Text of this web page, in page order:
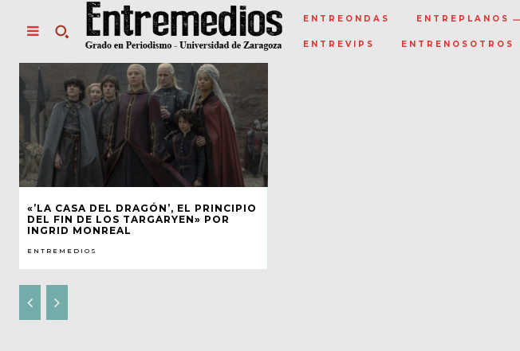
ENTREONDAS ENTREPLANOS
ENTREVIPS ENTRENOSOTROS
«’LA CASA DEL DRAGÓN’, EL PRINCIPIO
DEL FIN DE LOS TARGARYEN» POR
INGRID MONREAL
ENTREMEDIOS